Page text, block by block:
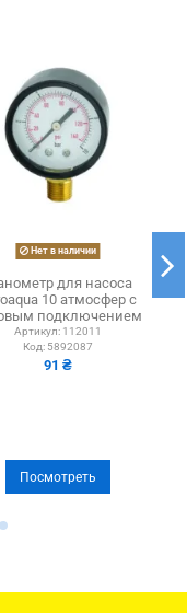
Нет в наличии
для насоса
10 атмосфер с
подключением
Артикул: 112011
Код: 5892087
91 ₴
Посмотреть